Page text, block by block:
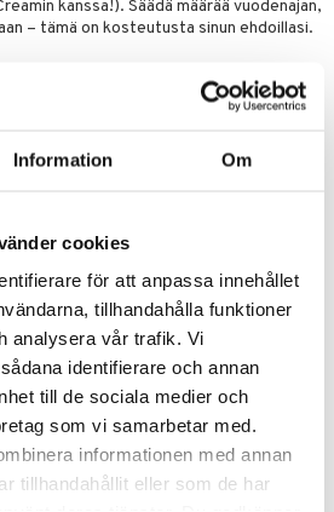
Information Om
cookies
för att anpassa innehållet
tillhandahålla funktioner
analysera vår trafik. Vi
identifierare och annan
till de sociala medier och
som vi samarbetar med.
informationen med annan
tillhandahållit eller som de har
kanssa!). Säädä määrää vuodenajan,
– tämä on kosteutusta sinun ehdoillasi.
seerumia, jotka antavat sinun
mukaan. Sarja on dermatologisesti
(Skin Food Nourishing Day
vuodenajan tai ihon kunnon mukaan.
Malus (Omena) Hedelmävesi,
Tremella Fuciformis
Lehtimehujauhe+,
Kaprylyyliglykoli,
+luomuviljelystä Tuotteen
ajan myötä. Tarkista aina ostetun
ainesosaluettelo.